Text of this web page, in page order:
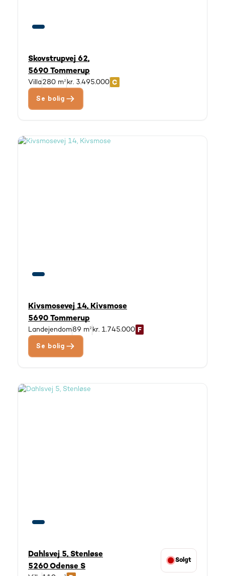
Skovstrupvej 62,
5690 Tommerup
Villa280 m² kr. 3.495.000
Se bolig
Kivsmosevej 14, Kivsmose
5690 Tommerup
Landejendom89 m² kr. 1.745.000
Se bolig
Dahlsvej 5, Stenløse
5260 Odense S
Solgt